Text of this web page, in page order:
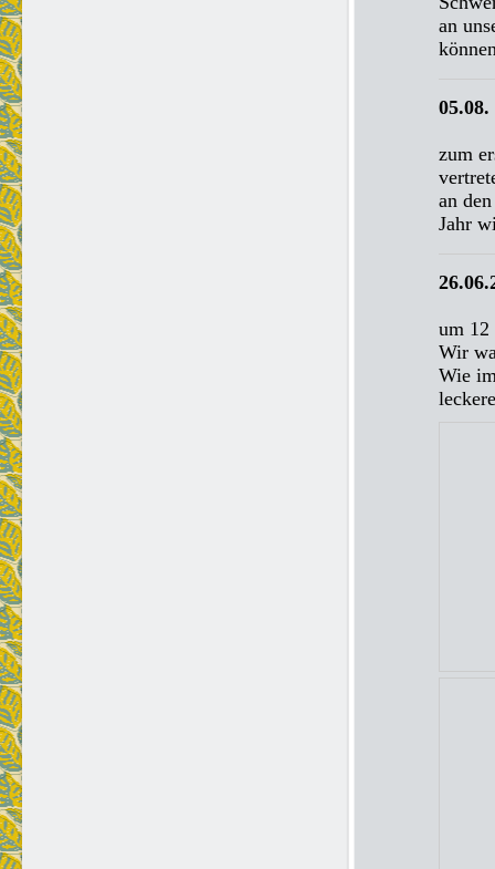
an
zum
an
Jahr
um 12
Wir
Wie